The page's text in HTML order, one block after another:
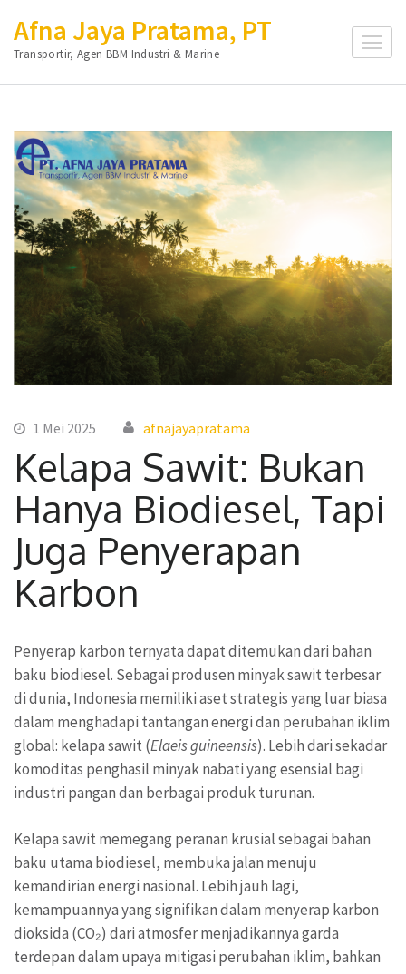
ke
konten
(Tekan
Afna Jaya Pratama, PT
Transportir, Agen BBM Industri & Marine
1 Mei 2025 afnajayapratama
Kelapa Sawit: Bukan
Hanya Biodiesel, Tapi
Juga Penyerapan
Karbon
Penyerap karbon ternyata dapat ditemukan dari bahan
baku biodiesel. Sebagai produsen minyak sawit terbesar
di dunia, Indonesia memiliki aset strategis yang luar biasa
dalam menghadapi tantangan energi dan perubahan iklim
global: kelapa sawit (Elaeis guineensis). Lebih dari sekadar
komoditas penghasil minyak nabati yang esensial bagi
industri pangan dan berbagai produk turunan.
Kelapa sawit memegang peranan krusial sebagai bahan
baku utama biodiesel, membuka jalan menuju
kemandirian energi nasional. Lebih jauh lagi,
kemampuannya yang signifikan dalam menyerap karbon
dioksida (CO₂) dari atmosfer menjadikannya garda
terdepan dalam upaya mitigasi perubahan iklim, bahkan